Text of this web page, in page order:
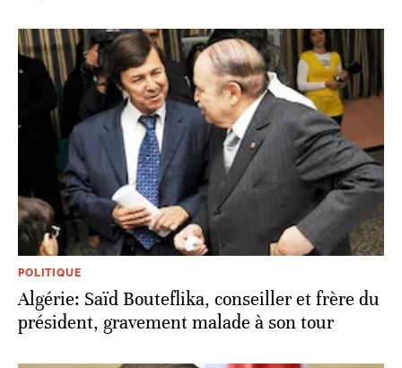
POLITIQUE
Algérie: Saïd Bouteflika, conseiller et frère du
président, gravement malade à son tour